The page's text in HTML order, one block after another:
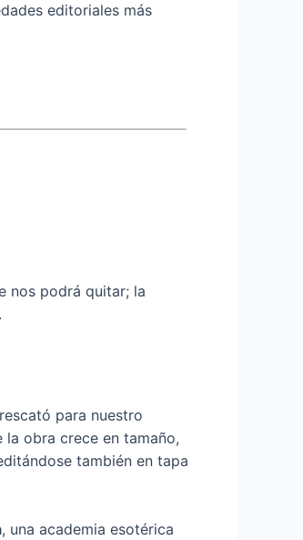
editoriales más
nos podrá quitar; la
rescató para nuestro
obra crece en tamaño,
también en tapa
, una academia esotérica